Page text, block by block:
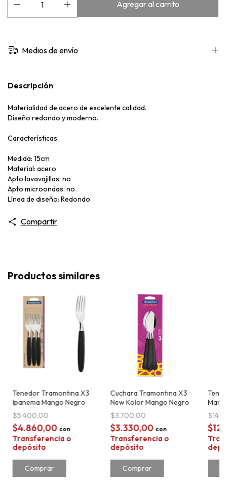
Medios de envío
Descripción
Materialidad de acero de excelente calidad.
Diseño redondo y moderno.
Características:
Medida: 15cm
Material: acero
Apto lavavajillas: no
Apto microondas: no
Línea de diseño: Redondo
Compartir
Productos similares
Tenedor Tramontina X3
Ipanema Mango Negro
$5.400,00
$4.860,00 con
Transferencia o
depósito
Cuchara Tramontina X3
New Kolor Mango Negro
$3.700,00
$3.330,00 con
Transferencia o
depósito